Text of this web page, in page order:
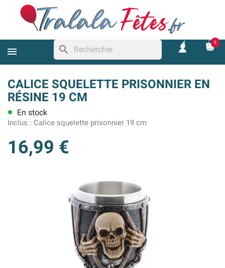
search
0
CALICE SQUELETTE PRISONNIER EN
RÉSINE 19 CM
lens En stock
Inclus : Calice squelette prisonnier 19 cm
16,99 €